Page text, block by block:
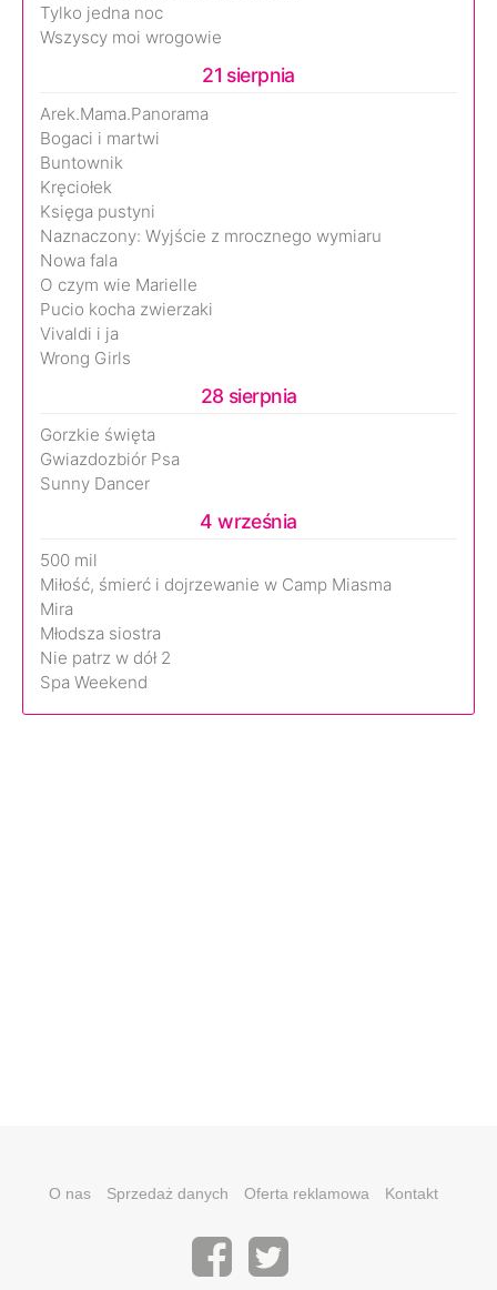
Tylko jedna noc
Wszyscy moi wrogowie
21 sierpnia
Arek.Mama.Panorama
Bogaci i martwi
Buntownik
Kręciołek
Księga pustyni
Naznaczony: Wyjście z mrocznego wymiaru
Nowa fala
O czym wie Marielle
Pucio kocha zwierzaki
Vivaldi i ja
Wrong Girls
28 sierpnia
Gorzkie święta
Gwiazdozbiór Psa
Sunny Dancer
4 września
500 mil
Miłość, śmierć i dojrzewanie w Camp Miasma
Mira
Młodsza siostra
Nie patrz w dół 2
Spa Weekend
O nas Sprzedaż danych Oferta reklamowa Kontakt